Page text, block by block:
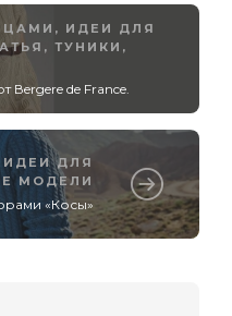
, ИДЕИ ДЛЯ
ТУНИКИ,
Вergere de France.
ИДЕИ ДЛЯ
МОДЕЛИ
«Косы»